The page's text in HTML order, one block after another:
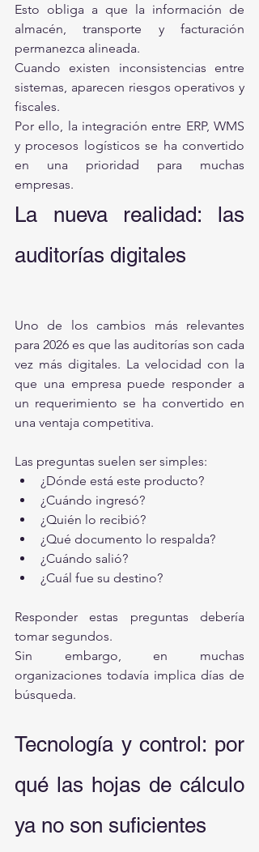
Esto obliga a que la información de
almacén, transporte y facturación
permanezca alineada.
Cuando existen inconsistencias entre
sistemas, aparecen riesgos operativos y
fiscales.
Por ello, la integración entre ERP, WMS
y procesos logísticos se ha convertido
en una prioridad para muchas
empresas.
La nueva realidad: las
auditorías digitales
Uno de los cambios más relevantes
para 2026 es que las auditorías son cada
vez más digitales. La velocidad con la
que una empresa puede responder a
un requerimiento se ha convertido en
una ventaja competitiva.
Las preguntas suelen ser simples:
¿Dónde está este producto?
¿Cuándo ingresó?
¿Quién lo recibió?
¿Qué documento lo respalda?
¿Cuándo salió?
¿Cuál fue su destino?
Responder estas preguntas debería
tomar segundos.
Sin embargo, en muchas
organizaciones todavía implica días de
búsqueda.
Tecnología y control: por
qué las hojas de cálculo
ya no son suficientes